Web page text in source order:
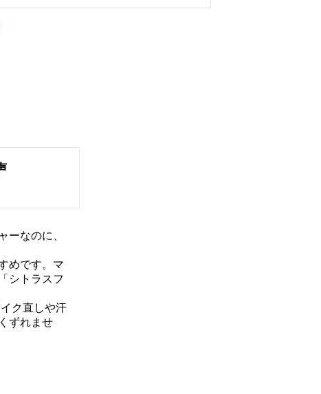
ーなのに、
めです。マ
シトラスフ
ク直しや汗
ずれませ